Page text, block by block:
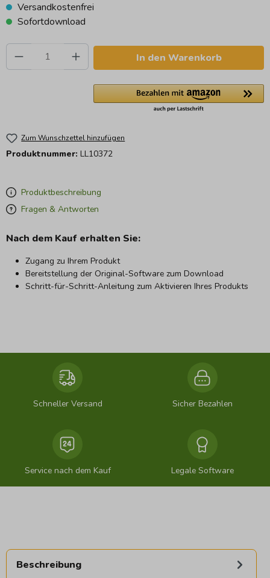
Produktbeschreibung
Fragen & Antworten
Nach dem Kauf erhalten Sie:
Zugang zu Ihrem Produkt
Bereitstellung der Original-Software zum Download
Schritt-für-Schritt-Anleitung zum Aktivieren Ihres Produkts
Versandkostenfrei
Sofortdownload
Produkt Anzahl: Gib den gewünschten
In den Warenkorb
Zum Wunschzettel hinzufügen
Produktnummer: LL10372
Schneller Versand Sicher Bezahlen
Service nach dem Kauf Legale Software
Beschreibung